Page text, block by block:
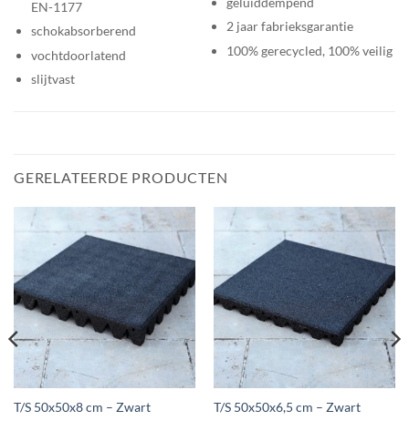
EN-1177
schokabsorberend
vochtdoorlatend
slijtvast
2 jaar fabrieksgarantie
100% gerecycled, 100% veilig
GERELATEERDE PRODUCTEN
T/S 50x50x8 cm – Zwart T/S 50x50x6,5 cm – Zwart